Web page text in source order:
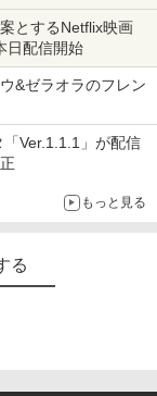
とするNetflix映画
日配信開始
&ゼラオラのフレン
「Ver.1.1.1」が配信
もっと見る
る